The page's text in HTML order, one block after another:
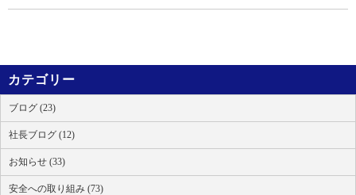
カテゴリー
ブログ (23)
社長ブログ (12)
お知らせ (33)
安全への取り組み (73)